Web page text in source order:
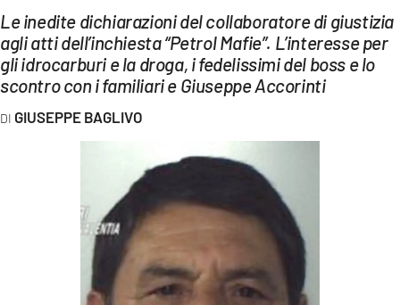
LAC NETWORK
LAC ONAIR
LaC
Network
LACONAIR.IT
LACITYMAG.IT
Le inedite dichiarazioni del collaboratore di giustizia
agli atti dell’inchiesta “Petrol Mafie”. L’interesse per
gli idrocarburi e la droga, i fedelissimi del boss e lo
scontro con i familiari e Giuseppe Accorinti
GIUSEPPE BAGLIVO